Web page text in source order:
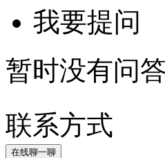
我要提问
暂时没有问
联系方式
在线聊一聊